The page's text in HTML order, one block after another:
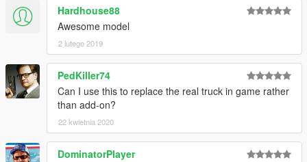
Hardhouse88
Awesome model
2 lutego 2019
PedKiller74
Can I use this to replace the real truck in game rather
than add-on?
22 kwietnia 2020
DominatorPlayer